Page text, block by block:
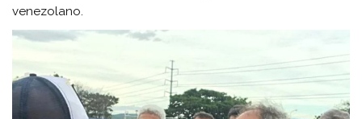
venezolano.